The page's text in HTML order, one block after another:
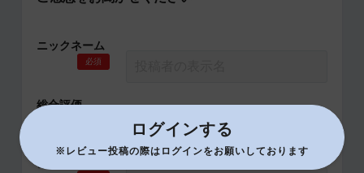
ニックネーム
必須
総合評価
タイトル
ログインする
※レビュー投稿の際はログインをお願いしております